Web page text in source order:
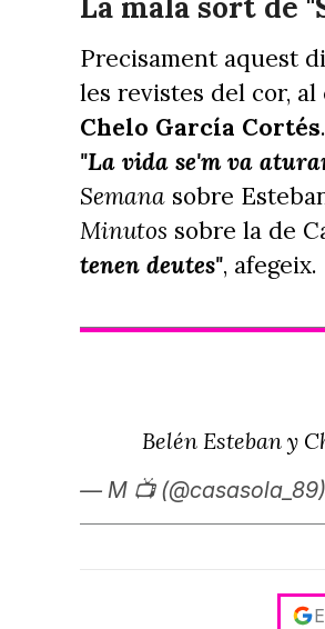
Precisament aquest
les revistes del cor, al
Chelo García Cortés
"La vida se'm va
Semana sobre
Minutos sobre la de
tenen deutes", afegeix.
Belén Esteban y
— M 📺 (@casasola_89)